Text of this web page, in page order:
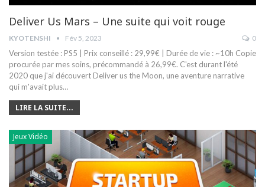
Deliver Us Mars – Une suite qui voit rouge
KYOTENSHI Fév 5, 2023 0
Version testée : PS5 | Prix conseillé : 29,99€ | Durée de vie : ~10h Copie
procurée par mes soins, précommandé à 26,99€. C'est durant l'été
2020 que j'ai découvert Deliver us the Moon, une aventure narrative
qui m'avait plus…
LIRE LA SUITE...
Jeux Vidéo